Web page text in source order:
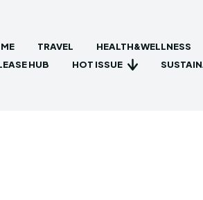
TRAVEL HEALTH&WELLNESS
HUB
HOT ISSUE